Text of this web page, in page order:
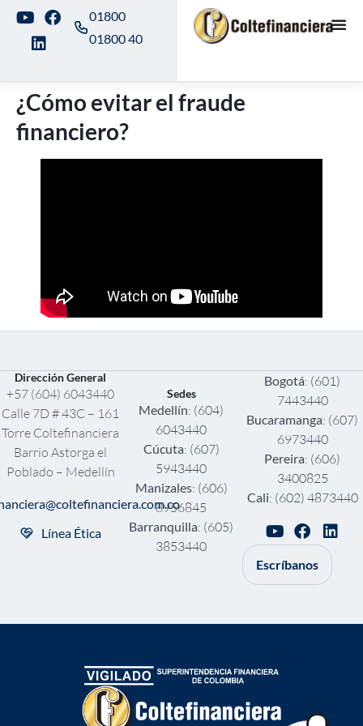
01800
01800 40
¿Cómo evitar el fraude
financiero?
Dirección General
+57 (604) 6043440
Calle 7D # 43C – 161
Torre Coltefinanciera
Barrio Astorga el
Poblado – Medellín
Línea Ética
Sedes
Medellín: (604)
6043440
Cúcuta: (607)
5943440
Manizales: (606)
8956845
Barranquilla: (605)
3853440
Bogotá: (601)
7443440
Bucaramanga: (607)
6973440
Pereira: (606)
3400825
Cali: (602) 4873440
Escríbanos